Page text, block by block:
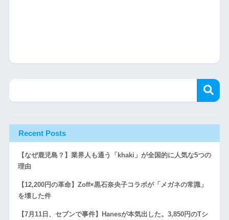
Recent Posts
【なぜ鹿児島？】業界人も通う「khaki」が全国的に人気な5つの
理由
【12,200円の革命】Zoff×黒石奈央子コラボが「メガネの常識」
を壊した件
【7月11日、セブンで事件】Hanesが本気出した。3,850円のTシ